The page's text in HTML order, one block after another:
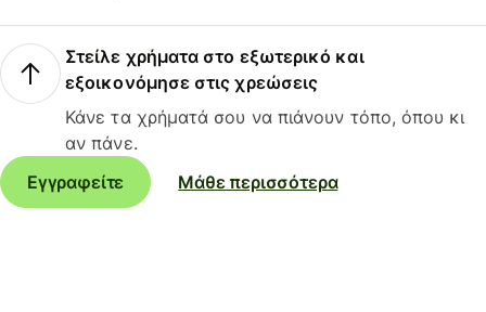
Στείλε χρήματα στο εξωτερικό και
εξοικονόμησε στις χρεώσεις
Κάνε τα χρήματά σου να πιάνουν τόπο, όπου κι
αν πάνε.
Εγγραφείτε
Μάθε περισσότερα